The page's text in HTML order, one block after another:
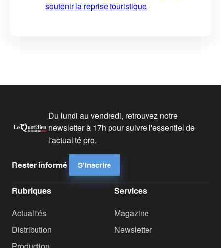
soutenir la reprise touristique
Du lundi au vendredi, retrouvez notre
newsletter à 17h pour suivre l'essentiel de
l'actualité pro.
Rester informé S'inscrire
Rubriques
Actualités
Distribution
Services
Magazine
Newsletter